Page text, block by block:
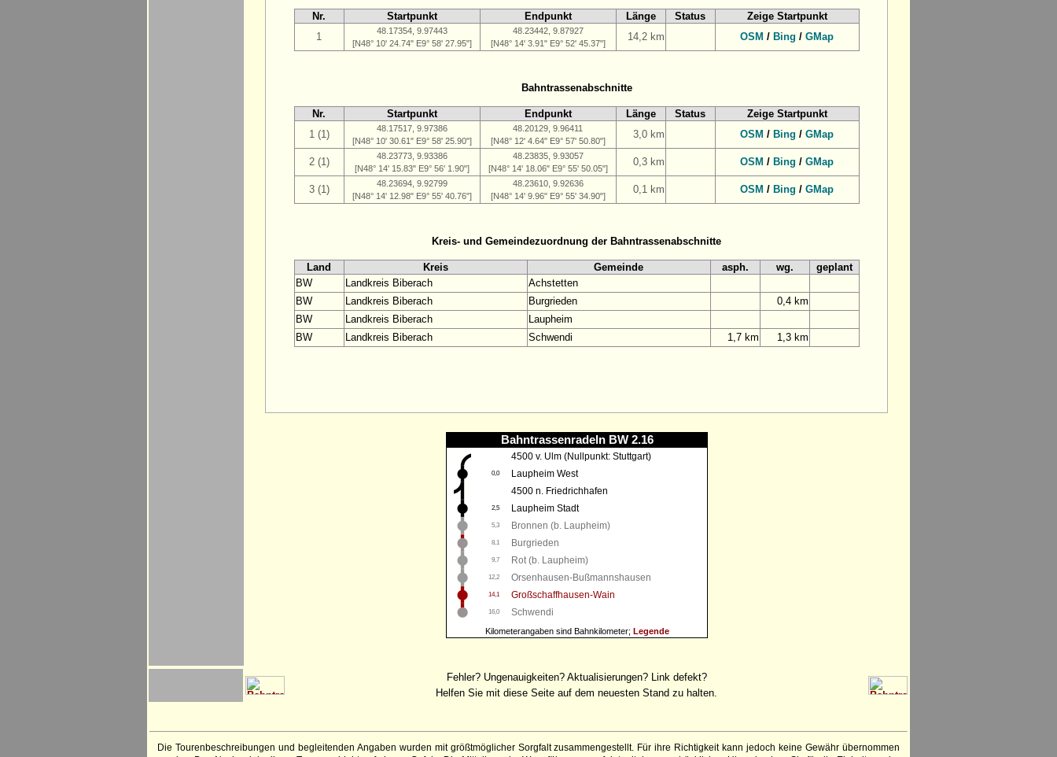
Nr. Startpunkt Endpunkt Länge Status
Zeige Startpunkt
1
48.17354, 9.97443
[N48° 10' 24.74" E9° 58' 27.95"]
48.23442, 9.87927
[N48° 14' 3.91" E9° 52' 45.37"]
14,2 km OSM / Bing / GMap
Bahntrassenabschnitte
Nr. Startpunkt Endpunkt Länge Status
Zeige Startpunkt
1 (1)
48.17517, 9.97386
[N48° 10' 30.61" E9° 58' 25.90"]
48.20129, 9.96411
[N48° 12' 4.64" E9° 57' 50.80"]
3,0 km OSM / Bing / GMap
2 (1)
48.23773, 9.93386
[N48° 14' 15.83" E9° 56' 1.90"]
48.23835, 9.93057
[N48° 14' 18.06" E9° 55' 50.05"]
0,3 km OSM / Bing / GMap
3 (1)
48.23694, 9.92799
[N48° 14' 12.98" E9° 55' 40.76"]
48.23610, 9.92636
[N48° 14' 9.96" E9° 55' 34.90"]
0,1 km OSM / Bing / GMap
Kreis- und Gemeindezuordnung der Bahntrassenabschnitte
Land Kreis Gemeinde asph. wg.
geplant
BW
Landkreis Biberach
Achstetten
BW
Landkreis Biberach Burgrieden
0,4 km
BW
Landkreis Biberach
Laupheim
BW
Landkreis Biberach Schwendi 1,7 km 1,3 km
Bahntrassenradeln BW 2.16
4500 v. Ulm (Nullpunkt: Stuttgart)
0,0
Laupheim West
4500 n. Friedrichhafen
2,5 Laupheim Stadt
5,3 Bronnen (b. Laupheim)
8,1 Burgrieden
9,7 Rot (b. Laupheim)
12,2 Orsenhausen-Bußmannshausen
14,1 Großschaffhausen-Wain
16,0 Schwendi
Kilometerangaben sind Bahnkilometer; Legende
Fehler? Ungenauigkeiten? Aktualisierungen? Link defekt?
Helfen Sie mit diese Seite auf dem neuesten Stand zu halten.
Die Tourenbeschreibungen und begleitenden Angaben wurden mit größtmöglicher Sorgfalt zusammengestellt. Für ihre Richtigkeit kann jedoch keine Gewähr übernommen